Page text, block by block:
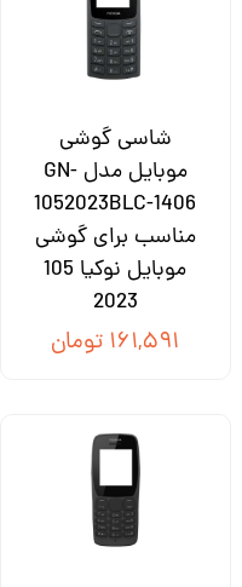
شاسی گوشی
موبایل مدل GN-
1052023BLC-1406
مناسب برای گوشی
موبایل نوکیا 105
2023
۱۶۱,۵۹۱ تومان